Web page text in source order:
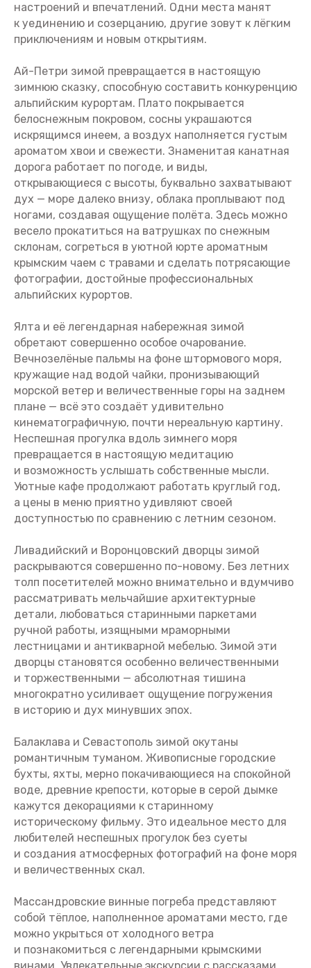
настроений и впечатлений. Одни места манят
к уединению и созерцанию, другие зовут к лёгким
приключениям и новым открытиям.
Ай-Петри зимой превращается в настоящую
зимнюю сказку, способную составить конкуренцию
альпийским курортам. Плато покрывается
белоснежным покровом, сосны украшаются
искрящимся инеем, а воздух наполняется густым
ароматом хвои и свежести. Знаменитая канатная
дорога работает по погоде, и виды,
открывающиеся с высоты, буквально захватывают
дух — море далеко внизу, облака проплывают под
ногами, создавая ощущение полёта. Здесь можно
весело прокатиться на ватрушках по снежным
склонам, согреться в уютной юрте ароматным
крымским чаем с травами и сделать потрясающие
фотографии, достойные профессиональных
альпийских курортов.
Ялта и её легендарная набережная зимой
обретают совершенно особое очарование.
Вечнозелёные пальмы на фоне штормового моря,
кружащие над водой чайки, пронизывающий
морской ветер и величественные горы на заднем
плане — всё это создаёт удивительно
кинематографичную, почти нереальную картину.
Неспешная прогулка вдоль зимнего моря
превращается в настоящую медитацию
и возможность услышать собственные мысли.
Уютные кафе продолжают работать круглый год,
а цены в меню приятно удивляют своей
доступностью по сравнению с летним сезоном.
Ливадийский и Воронцовский дворцы зимой
раскрываются совершенно по-новому. Без летних
толп посетителей можно внимательно и вдумчиво
рассматривать мельчайшие архитектурные
детали, любоваться старинными паркетами
ручной работы, изящными мраморными
лестницами и антикварной мебелью. Зимой эти
дворцы становятся особенно величественными
и торжественными — абсолютная тишина
многократно усиливает ощущение погружения
в историю и дух минувших эпох.
Балаклава и Севастополь зимой окутаны
романтичным туманом. Живописные городские
бухты, яхты, мерно покачивающиеся на спокойной
воде, древние крепости, которые в серой дымке
кажутся декорациями к старинному
историческому фильму. Это идеальное место для
любителей неспешных прогулок без суеты
и создания атмосферных фотографий на фоне моря
и величественных скал.
Массандровские винные погреба представляют
собой тёплое, наполненное ароматами место, где
можно укрыться от холодного ветра
и познакомиться с легендарными крымскими